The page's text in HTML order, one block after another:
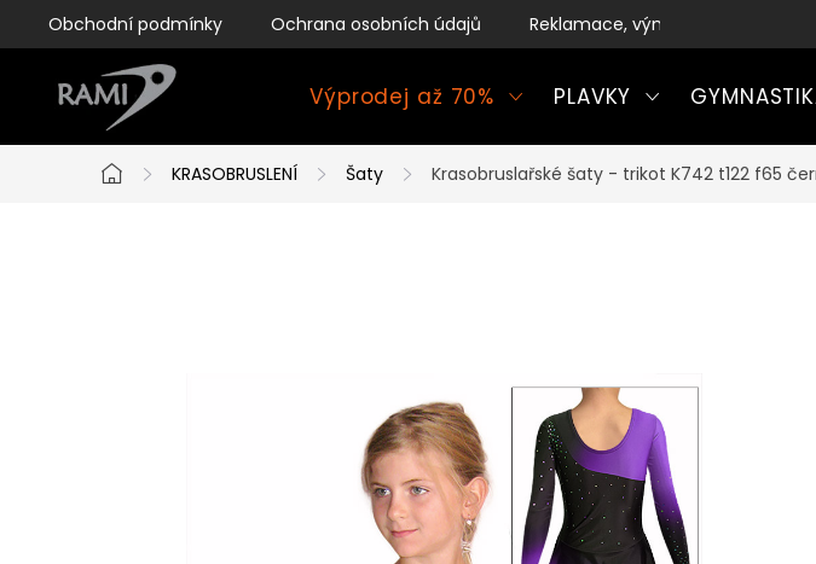
na
Obchodní podmínky Ochrana osobních údajů Reklamace, výměny a vrácení
Výprodej až 70% PLAVKY
Domů
KRASOBRUSLENÍ Šaty Krasobruslařské šaty - trikot K742 t122 f65